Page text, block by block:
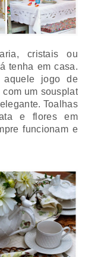
cristais ou
tenha em casa.
aquele jogo de
com um sousplat
Toalhas
e flores em
funcionam e